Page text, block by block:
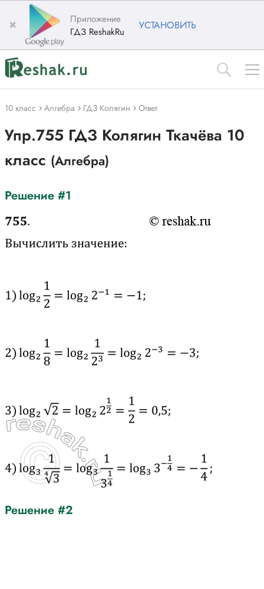
✖
Приложение
ГДЗ ReshakRu
УСТАНОВИТЬ
10 класс Алгебра ГДЗ Колягин Ответ
Упр.755 ГДЗ Колягин Ткачёва 10
класс (Алгебра)
Решение #1
Решение #2